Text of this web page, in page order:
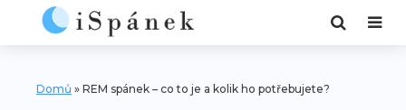
Domů » REM spánek – co to je a kolik ho potřebujete?